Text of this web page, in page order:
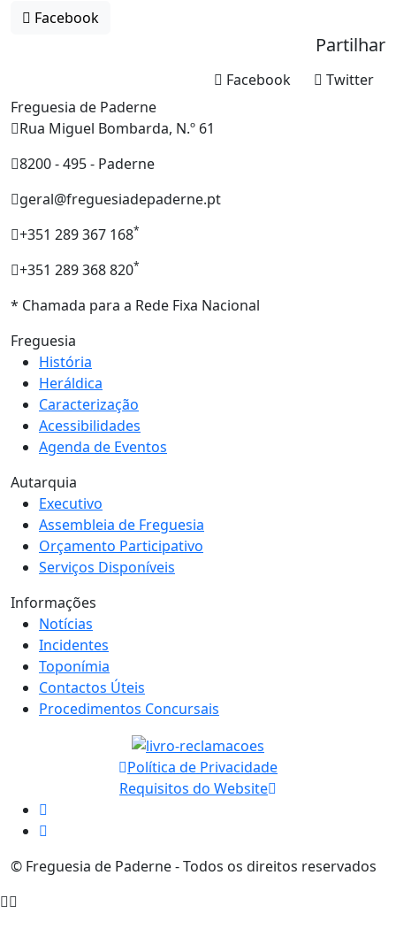
Facebook
Partilhar
Twitter
Facebook
Freguesia de Paderne
Rua Miguel Bombarda, N.º 61
8200 - 495 - Paderne
geral@freguesiadepaderne.pt
+351 289 367 168*
+351 289 368 820*
* Chamada para a Rede Fixa Nacional
Freguesia
História
Heráldica
Caracterização
Acessibilidades
Agenda de Eventos
Autarquia
Executivo
Assembleia de Freguesia
Orçamento Participativo
Serviços Disponíveis
Informações
Notícias
Incidentes
Toponímia
Contactos Úteis
Procedimentos Concursais
Política de Privacidade
Requisitos do Website
© Freguesia de Paderne - Todos os direitos reservados